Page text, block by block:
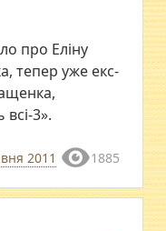
про Еліну
тепер уже екс-
3».
2011 1885